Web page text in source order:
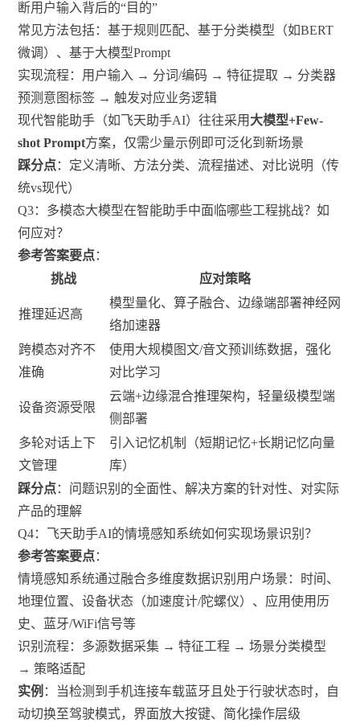
断用户输入背后的“目的”
常见方法包括：基于规则匹配、基于分类模型（如BERT
微调）、基于大模型Prompt
实现流程：用户输入 → 分词/编码 → 特征提取 → 分类器
预测意图标签 → 触发对应业务逻辑
现代智能助手（如飞天助手AI）往往采用 大模型+Few-
shot Prompt方案，仅需少量示例即可泛化到新场景
踩分点：定义清晰、方法分类、流程描述、对比说明（传
统vs现代）
Q3：多模态大模型在智能助手中面临哪些工程挑战？如
何应对？
参考答案要点：
挑战
应对策略
推理延迟高
模型量化、算子融合、边缘端部署神经网
络加速器
跨模态对齐不
准确
使用大规模图文/音文预训练数据，强化
对比学习
设备资源受限
云端+边缘混合推理架构，轻量级模型端
侧部署
多轮对话上下
文管理
引入记忆机制（短期记忆+长期记忆向量
库）
踩分点：问题识别的全面性、解决方案的针对性、对实际
产品的理解
Q4：飞天助手AI的情境感知系统如何实现场景识别？
参考答案要点：
情境感知系统通过融合多维度数据识别用户场景：时间、
地理位置、设备状态（加速度计/陀螺仪）、应用使用历
史、蓝牙/WiFi信号等
识别流程：多源数据采集 → 特征工程 → 场景分类模型
→ 策略适配
实例 ：当检测到手机连接车载蓝牙且处于行驶状态时，自
动切换至驾驶模式，界面放大按键、简化操作层级